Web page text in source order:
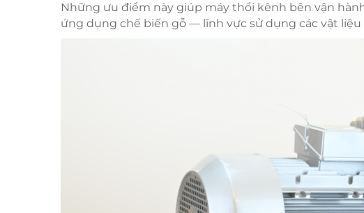
Những ưu điểm này giúp máy thổi kênh bên vận
ứng dụng chế biến gỗ — lĩnh vực sử dụng các vật liệu